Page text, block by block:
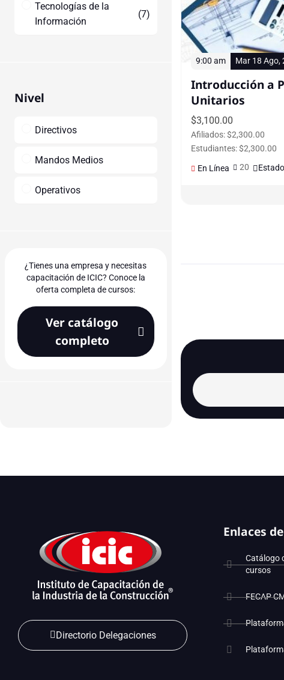
Tecnologías de la
Información
(7)
Nivel
Directivos
Mandos Medios
Operativos
¿Tienes una empresa y necesitas
capacitación de ICIC? Conoce la
oferta completa de cursos:
Ver catálogo
completo
9:00 am Mar 18 Ago,
Introducción a
Unitarios
$3,100.00
Afiliados: $2,300.00
Estudiantes: $2,300.00
En Línea
20
Directorio Delegaciones
Enlaces
Catálogo
cursos
FECAP